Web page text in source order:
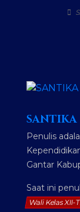
SANTIKA
Penulis
Gantar
Saat ini
Wali Kelas XII-